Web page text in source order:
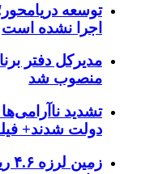
توسعه
اجرا نشده است
مدیرکل دفتر
منصوب شد
تشدید
دولت شدند+